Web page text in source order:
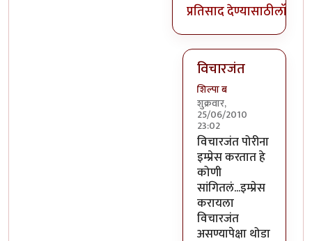
प्रतिसाद देण्यासाठीलॉग
विचारजंत
शिल्पा ब
शुक्रवार,
25/06/2010
23:02
In reply toकाय लोक
विचारजंत पोरीना
इम्प्रेस करतात हे
कोणी
सांगितलं...इम्प्रेस
करायला
विचारजंत
असण्यापेक्षा थोडा